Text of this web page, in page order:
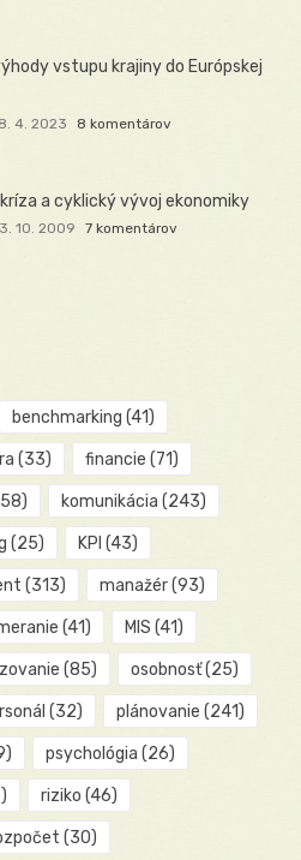
vstupu krajiny do Európskej
8. 4. 2023 8 komentárov
a cyklický vývoj ekonomiky
10. 2009 7 komentárov
benchmarking (41)
(33) financie (71)
komunikácia (243)
(25) KPI (43)
(313) manažér(93)
(41) MIS (41)
(85) osobnosť(25)
(32) plánovanie (241)
psychológia (26)
riziko (46)
(30)